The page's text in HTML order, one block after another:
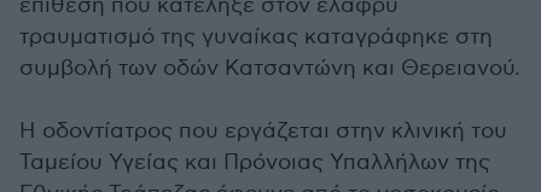
επίθεση που κατέληξε στον ελαφρύ
τραυματισμό της γυναίκας καταγράφηκε στη
συμβολή των οδών Κατσαντώνη και Θερειανού.
Η οδοντίατρος που εργάζεται στην κλινική του
Ταμείου Υγείας και Πρόνοιας Υπαλλήλων της